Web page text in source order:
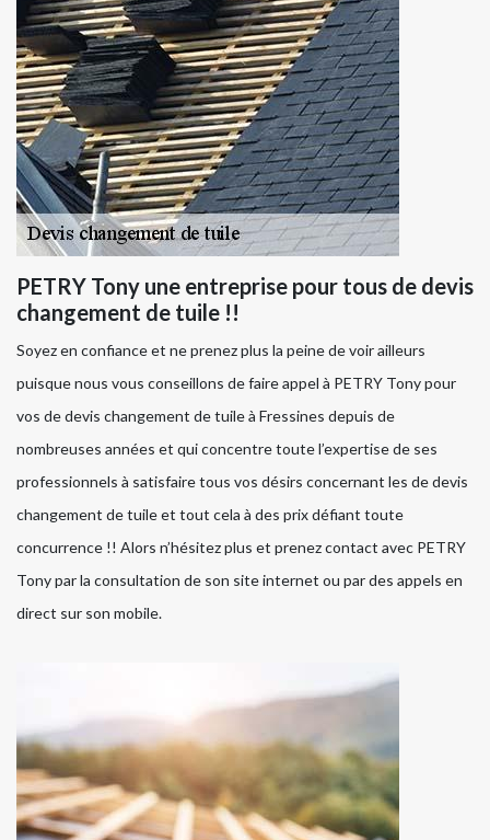
PETRY Tony une entreprise pour tous de devis
changement de tuile !!
Soyez en confiance et ne prenez plus la peine de voir ailleurs
puisque nous vous conseillons de faire appel à PETRY Tony pour
vos de devis changement de tuile à Fressines depuis de
nombreuses années et qui concentre toute l’expertise de ses
professionnels à satisfaire tous vos désirs concernant les de devis
changement de tuile et tout cela à des prix défiant toute
concurrence !! Alors n’hésitez plus et prenez contact avec PETRY
Tony par la consultation de son site internet ou par des appels en
direct sur son mobile.